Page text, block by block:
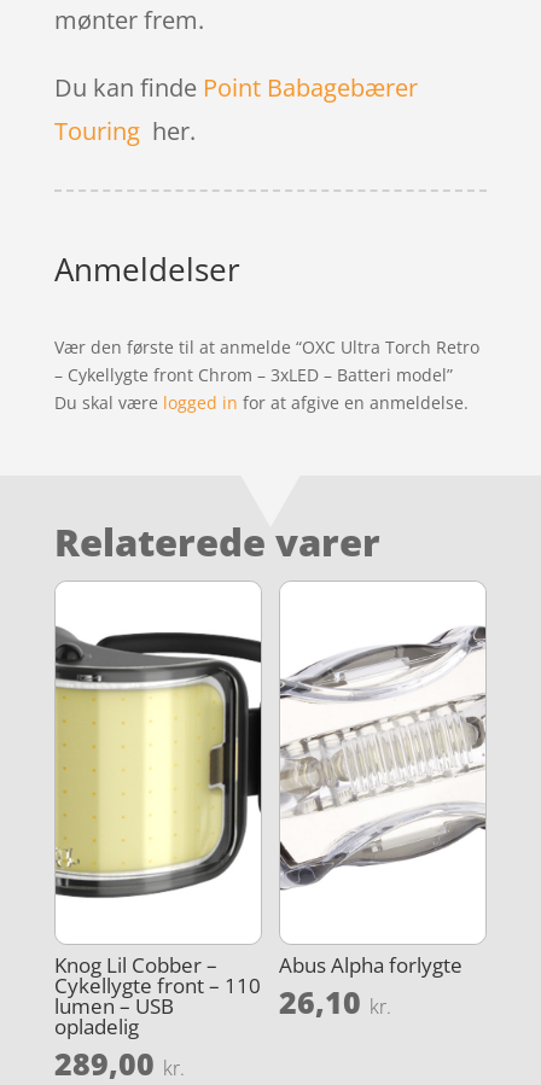
mønter frem.
Du kan finde Point Babagebærer
Touringher.
Anmeldelser
Vær den første til at anmelde “OXC Ultra Torch Retro
– Cykellygte front Chrom – 3xLED – Batteri model”
Du skal være logged in for at afgive en anmeldelse.
Relaterede varer
Knog Lil Cobber –
Cykellygte front – 110
lumen – USB
opladelig
289,00 kr.
Abus Alpha forlygte
26,10 kr.